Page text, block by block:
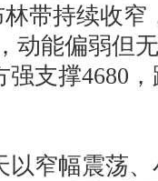
带持续收窄
动能偏弱但
支撑4680
窄幅震荡、